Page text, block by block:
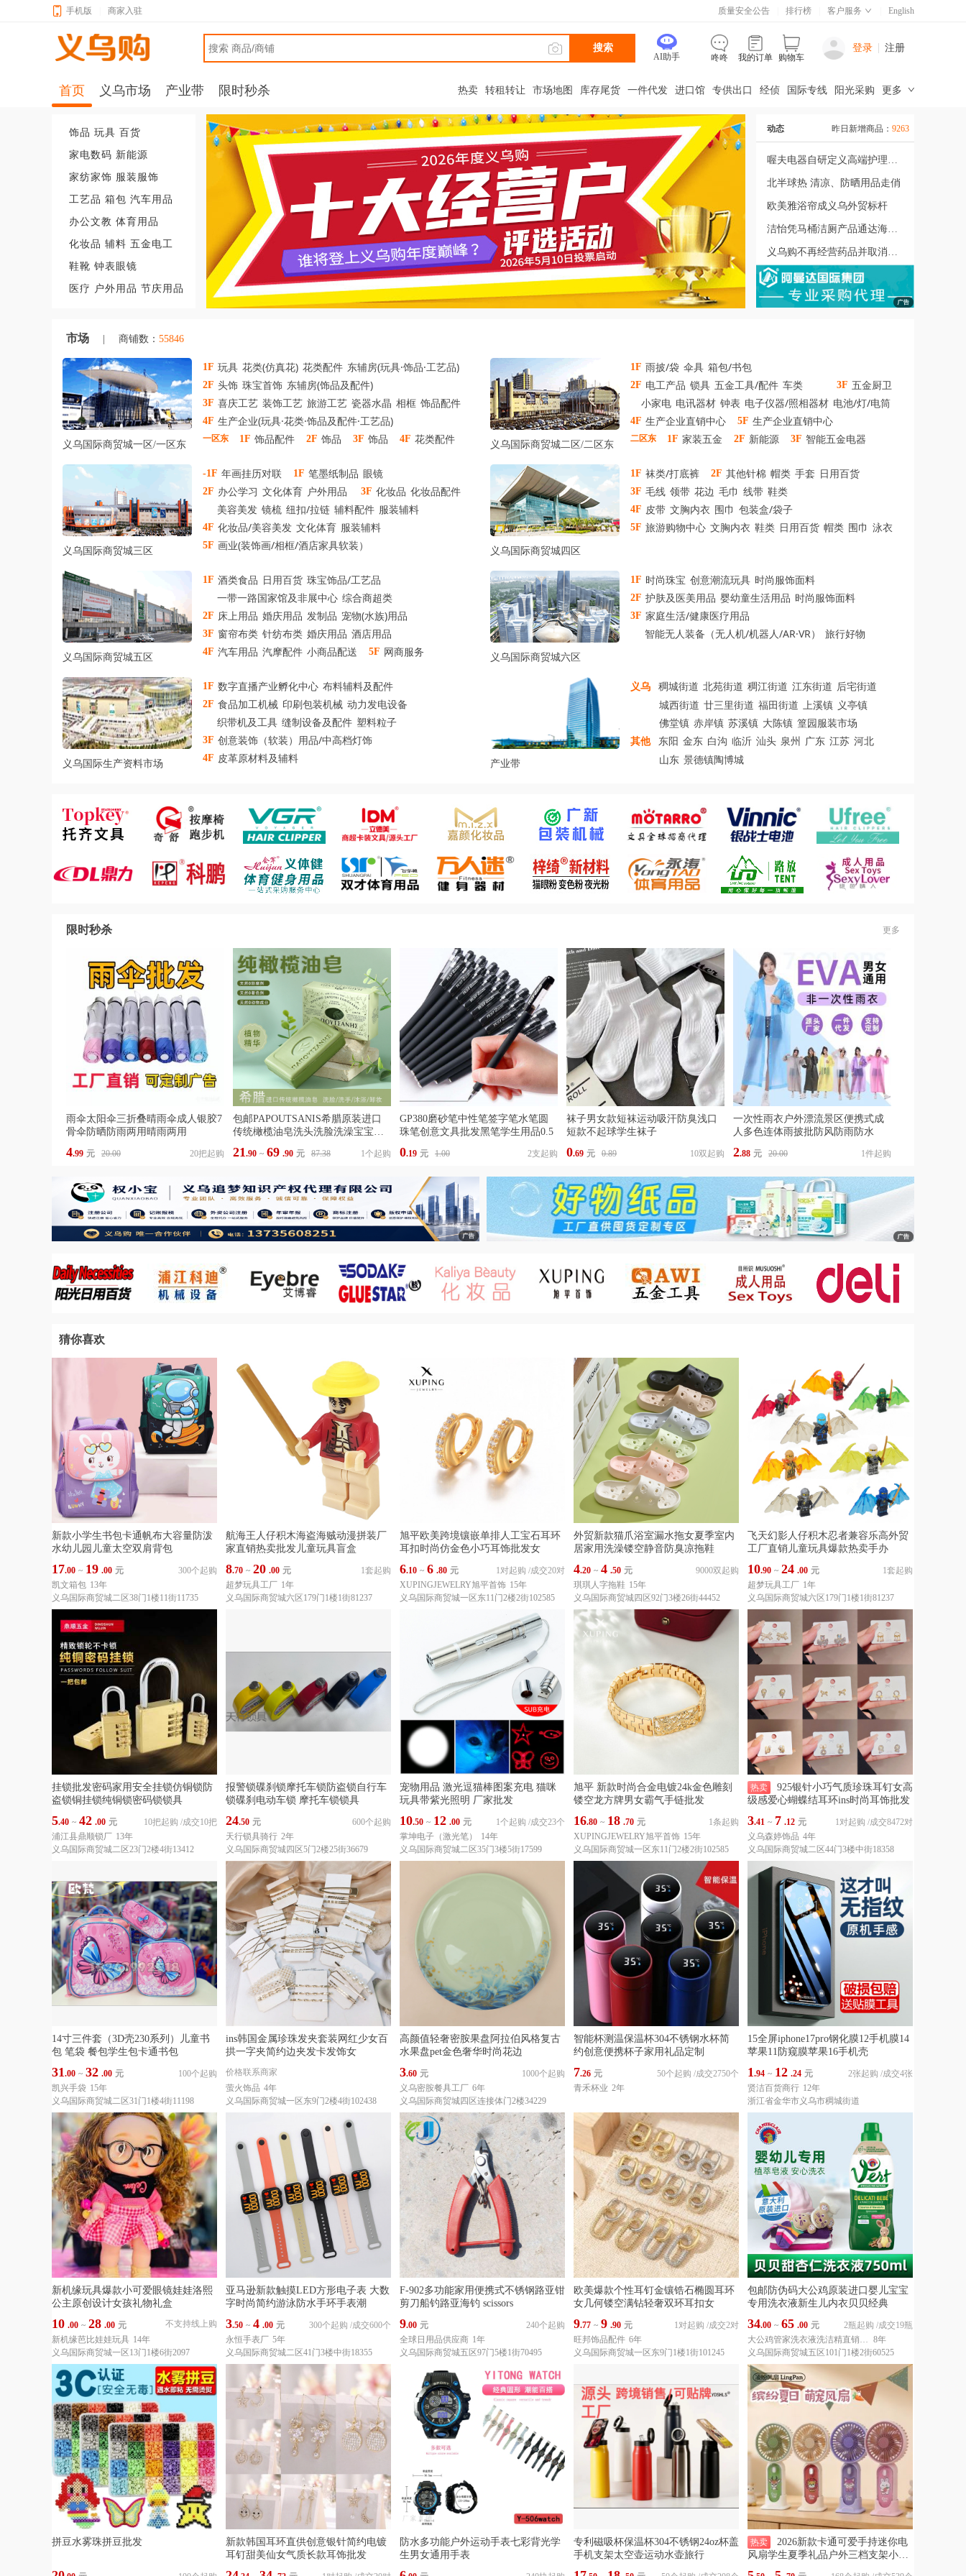
手机版 商家入驻 质量安全公告 排行榜 客户服务 English
搜索
AI助手 咚咚 我的订单 购物车
登录 注册
首页 义乌市场 产业带 限时秒杀 热卖 转租转让 市场地图 库存尾货 一件代发 进口馆 专供出口 经侦 国际专线 阳光采购 更多
饰品 玩具 百货
家电数码 新能源
家纺家饰 服装服饰
工艺品 箱包 汽车用品
办公文教 体育用品
化妆品 辅料 五金电工
鞋靴 钟表眼镜
医疗 户外用品 节庆用品
广告
动态 商品总数：10891982
昨日新增商品：9263
喔夫电器自研定义高端护理家电
北半球热 清凉、防晒用品走俏
欧美雅浴帘成义乌外贸标杆
洁怡凭马桶洁厕产品通达海内外
义乌购不再经营药品并取消药品网络交易服务
市场 商铺数： 55846
义乌国际商贸城一区/一区东
1F 玩具 花类(仿真花) 花类配件 东辅房(玩具·饰品·工艺品)
2F 头饰 珠宝首饰 东辅房(饰品及配件)
3F 喜庆工艺 装饰工艺 旅游工艺 瓷器水晶 相框 饰品配件
4F 生产企业(玩具·花类·饰品及配件·工艺品)
一区东 1F 饰品配件 2F 饰品 3F 饰品 4F 花类配件 义乌国际商贸城二区/二区东
1F 雨披/袋 伞具 箱包/书包
2F 电工产品 锁具 五金工具/配件 车类 3F 五金厨卫
小家电 电讯器材 钟表 电子仪器/照相器材 电池/灯/电筒
4F 生产企业直销中心 5F 生产企业直销中心
二区东 1F 家装五金 2F 新能源 3F 智能五金电器
义乌国际商贸城三区
-1F 年画挂历对联 1F 笔墨纸制品 眼镜
2F 办公学习 文化体育 户外用品 3F 化妆品 化妆品配件
美容美发 镜梳 纽扣/拉链 辅料配件 服装辅料
4F 化妆品/美容美发 文化体育 服装辅料
5F 画业(装饰画/相框/酒店家具软装） 义乌国际商贸城四区
1F 袜类/打底裤 2F 其他针棉 帽类 手套 日用百货
3F 毛线 领带 花边 毛巾 线带 鞋类
4F 皮带 文胸内衣 围巾 包装盒/袋子
5F 旅游购物中心 文胸内衣 鞋类 日用百货 帽类 围巾 泳衣
义乌国际商贸城五区
1F 酒类食品 日用百货 珠宝饰品/工艺品
一带一路国家馆及非展中心 综合商超类
2F 床上用品 婚庆用品 发制品 宠物(水族)用品
3F 窗帘布类 针纺布类 婚庆用品 酒店用品
4F 汽车用品 汽摩配件 小商品配送 5F 网商服务 义乌国际商贸城六区
1F 时尚珠宝 创意潮流玩具 时尚服饰面料
2F 护肤及医美用品 婴幼童生活用品 时尚服饰面料
3F 家庭生活/健康医疗用品
智能无人装备（无人机/机器人/AR·VR）
旅行好物
义乌国际生产资料市场
1F 数字直播产业孵化中心 布料辅料及配件
2F 食品加工机械 印刷包装机械 动力发电设备
织带机及工具 缝制设备及配件 塑料粒子
3F 创意装饰（软装）用品/中高档灯饰
4F 皮革原材料及辅料 产业带
义乌 稠城街道 北苑街道 稠江街道 江东街道 后宅街道
城西街道 廿三里街道 福田街道 上溪镇 义亭镇
佛堂镇 赤岸镇 苏溪镇 大陈镇 篁园服装市场
其他
东阳 金东 白沟 临沂 汕头 泉州 广东 江苏 河北
山东 景德镇陶博城
限时秒杀 更多
雨伞太阳伞三折叠晴雨伞成人银胶7
骨伞防晒防雨两用晴雨两用
4.99 元 20.00 20把起购
包邮PAPOUTSANIS希腊原装进口
传统橄榄油皂洗头洗脸洗澡宝宝可
21.90 ~ 69 .90 元 87.38 1个起购
GP380磨砂笔中性笔签字笔水笔圆
珠笔创意文具批发黑笔学生用品0.5
0.19 元 1.00 2支起购
袜子男女款短袜运动吸汗防臭浅口
短款不起球学生袜子
0.69 元 0.89 10双起购
一次性雨衣户外漂流景区便携式成
人多色连体雨披批防风防雨防水
2.88 元 20.00 1件起购
猜你喜欢
新款小学生书包卡通帆布大容量防泼
水幼儿园儿童太空双肩背包
17.00 ~ 19 .00 元
300个起购
凯文箱包 13年
义乌国际商贸城二区38门1楼11街11735
航海王人仔积木海盗海贼动漫拼装厂
家直销热卖批发儿童玩具盲盒
8.70 ~ 20 .00 元
1套起购
超梦玩具工厂 1年
义乌国际商贸城六区179门1楼1街81237
旭平欧美跨境镶嵌单排人工宝石耳环
耳扣时尚仿金色小巧耳饰批发女
6.10 ~ 6 .80 元 成交20对
1对起购 /
XUPINGJEWELRY旭平首饰 15年
义乌国际商贸城一区东11门2楼2街102585
外贸新款猫爪浴室漏水拖女夏季室内
居家用洗澡镂空静音防臭凉拖鞋
4.20 ~ 4 .50 元
9000双起购
琪琪人字拖鞋 15年
义乌国际商贸城四区92门3楼26街44452
飞天幻影人仔积木忍者兼容乐高外贸
工厂直销儿童玩具爆款热卖手办
10.90 ~ 24 .00 元
1套起购
超梦玩具工厂 1年
义乌国际商贸城六区179门1楼1街81237
挂锁批发密码家用安全挂锁仿铜锁防
盗锁铜挂锁纯铜锁密码锁锁具
5.40 ~ 42 .00 元 成交10把
10把起购 /
浦江县鼎顺锁厂 13年
义乌国际商贸城二区23门2楼4街13412
报警锁碟刹锁摩托车锁防盗锁自行车
锁碟刹电动车锁 摩托车锁锁具
24.50 元
600个起购
天行锁具骑行 2年
义乌国际商贸城四区5门2楼25街36679
宠物用品 激光逗猫棒图案充电 猫咪
玩具带紫光照明 厂家批发
10.50 ~ 12 .00 元 成交23个
1个起购 /
掌坤电子（激光笔）
14年
义乌国际商贸城二区35门3楼5街17599
旭平 新款时尚合金电镀24k金色雕刻
镂空龙方牌男女霸气手链批发
16.80 ~ 18 .70 元
1条起购
XUPINGJEWELRY旭平首饰 15年
义乌国际商贸城一区东11门2楼2街102585
热卖
925银针小巧气质珍珠耳钉女高
级感爱心蝴蝶结耳环ins时尚耳饰批发
3.41 ~ 7 .12 元 成交8472对
1对起购 /
义乌森婷饰品 4年
义乌国际商贸城二区44门3楼中街18358
14寸三件套（3D壳230系列）儿童书
包 笔袋 餐包学生包卡通书包
31.00 ~ 32 .00 元
100个起购
凯兴手袋 15年
义乌国际商贸城二区31门1楼4街11198
ins韩国金属珍珠发夹套装网红少女百
拱一字夹简约边夹发卡发饰女
价格联系商家
萤火饰品 4年
义乌国际商贸城一区东9门2楼4街102438
高颜值轻奢密胺果盘阿拉伯风格复古
水果盘pet金色奢华时尚花边
3.60 元
1000个起购
义乌密胺餐具工厂 6年
义乌国际商贸城四区连接体门2楼34229
智能杯测温保温杯304不锈钢水杯简
约创意便携杯子家用礼品定制
7.26 元 成交2750个
50个起购 /
青禾杯业 2年
15全屏iphone17pro钢化膜12手机膜14
苹果11防窥膜苹果16手机壳
1.94 ~ 12 .24 元 成交4张
2张起购 /
贤洁百货商行 12年
浙江省金华市义乌市稠城街道
新机缘玩具爆款小可爱眼镜娃娃洛熙
公主原创设计女孩礼物礼盒
10 .00 ~ 28 .00 元
不支持线上购
新机缘芭比娃娃玩具 14年
义乌国际商贸城一区13门1楼6街2097
亚马逊新款触摸LED方形电子表 大数
字时尚简约游泳防水手环手表潮
3.50 ~ 4 .00 元 成交600个
300个起购 /
永恒手表厂 5年
义乌国际商贸城二区41门3楼中街18355
F-902多功能家用便携式不锈钢路亚钳
剪刀船钓路亚海钓 scissors
9.00 元
240个起购
全球日用品供应商 1年
义乌国际商贸城五区97门5楼1街70495
欧美爆款个性耳钉金镶锆石椭圆耳环
女几何镂空满钻轻奢双环耳扣女
9.77 ~ 9 .90 元 成交2对
1对起购 /
旺邦饰品配件 6年
义乌国际商贸城一区东9门1楼1街101245
包邮防伪码大公鸡原装进口婴儿宝宝
专用洗衣液新生儿内衣贝贝经典
34.00 ~ 65 .00 元 成交19瓶
2瓶起购 /
大公鸡管家洗衣液洗洁精直销中心 8年
义乌国际商贸城五区101门1楼2街60525
拼豆水雾珠拼豆批发
新款韩国耳环直供创意银针简约电镀
耳钉甜美仙女气质长款耳饰批发
防水多功能户外运动手表七彩背光学
生男女通用手表
专利磁吸杯保温杯304不锈钢24oz杯盖
手机支架太空壶运动水壶旅行
热卖
2026新款卡通可爱手持迷你电
风扇学生夏季礼品户外三档支架小风